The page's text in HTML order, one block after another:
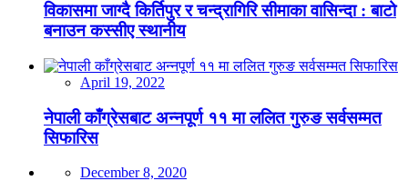
विकासमा जाग्दै किर्तिपुर र चन्द्रागिरि सीमाका वासिन्दा : बाटो
बनाउन कस्सीए स्थानीय
April 19, 2022
नेपाली काँग्रेसबाट अन्नपूर्ण ११ मा ललित गुरुङ सर्वसम्मत
सिफारिस
December 8, 2020